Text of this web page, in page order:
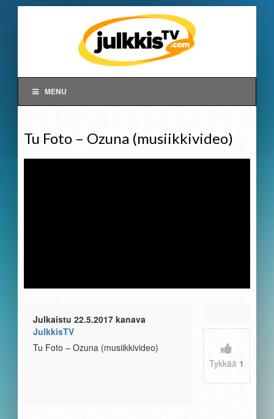
MENU
Tu Foto – Ozuna (musiikkivideo)
Julkaistu 22.5.2017 kanava
JulkkisTV
Tu Foto – Ozuna (musiikkivideo)
Tykkää 1